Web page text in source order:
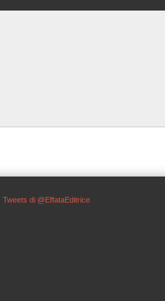
Tweets di @EffataEditrice